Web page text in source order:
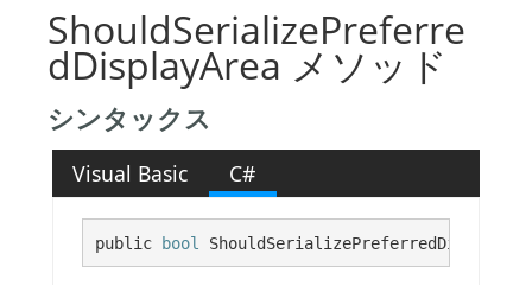
ShouldSerializePreferre
dDisplayArea メソッド
シンタックス
Visual Basic C#
public bool